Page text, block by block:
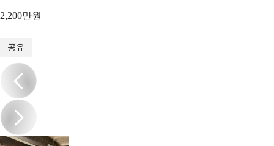
2,200만원
공유
/14